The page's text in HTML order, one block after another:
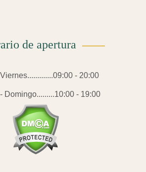
de apertura
- 20:00
Domingo.........10:00 - 19:00